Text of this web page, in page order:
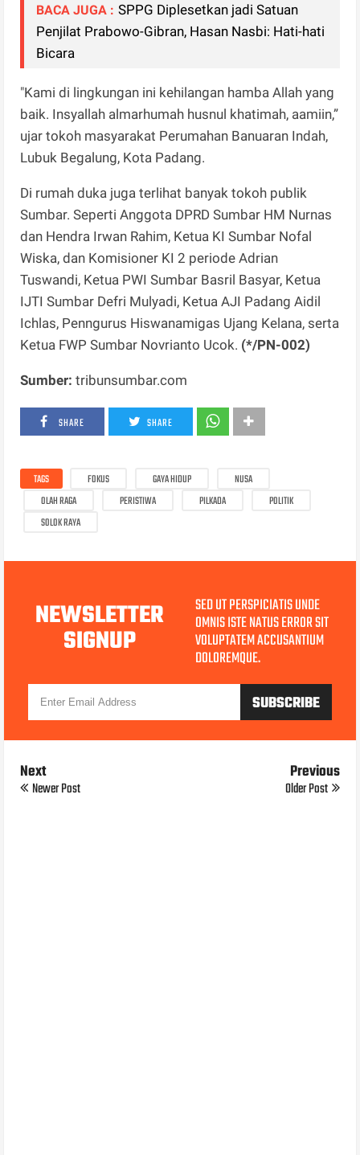
BACA JUGA : SPPG Diplesetkan jadi Satuan
Penjilat Prabowo-Gibran, Hasan Nasbi: Hati-hati
Bicara
"Kami di lingkungan ini kehilangan hamba Allah yang
baik. Insyallah almarhumah husnul khatimah, aamiin,”
ujar tokoh masyarakat Perumahan Banuaran Indah,
Lubuk Begalung, Kota Padang.
Di rumah duka juga terlihat banyak tokoh publik
Sumbar. Seperti Anggota DPRD Sumbar HM Nurnas
dan Hendra Irwan Rahim, Ketua KI Sumbar Nofal
Wiska, dan Komisioner KI 2 periode Adrian
Tuswandi, Ketua PWI Sumbar Basril Basyar, Ketua
IJTI Sumbar Defri Mulyadi, Ketua AJI Padang Aidil
Ichlas, Penngurus Hiswanamigas Ujang Kelana, serta
Ketua FWP Sumbar Novrianto Ucok. (*/PN-002)
Sumber:tribunsumbar.com
SHARE SHARE
TAGS FOKUS GAYA HIDUP
NUSA
OLAH RAGA
PERISTIWA PILKADA
POLITIK
SOLOK RAYA
NEWSLETTER
SIGNUP
SED UT PERSPICIATIS UNDE
OMNIS ISTE NATUS ERROR SIT
VOLUPTATEM ACCUSANTIUM
DOLOREMQUE.
Next
Newer Post
Previous
Older Post